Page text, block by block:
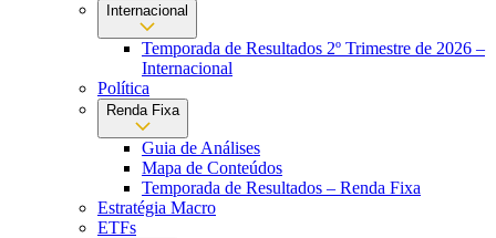
Internacional
Temporada de Resultados 2º Trimestre de 2026 –
Internacional
Política
Renda Fixa
Guia de Análises
Mapa de Conteúdos
Temporada de Resultados – Renda Fixa
Estratégia Macro
ETFs